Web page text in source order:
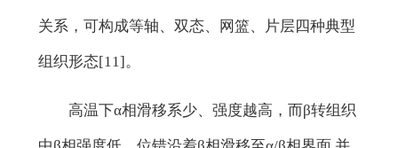
关系，可构成等轴、双态、网篮、片层四种典型
组织形态[11]。
高温下α相滑移系少、强度越高，而β转组织